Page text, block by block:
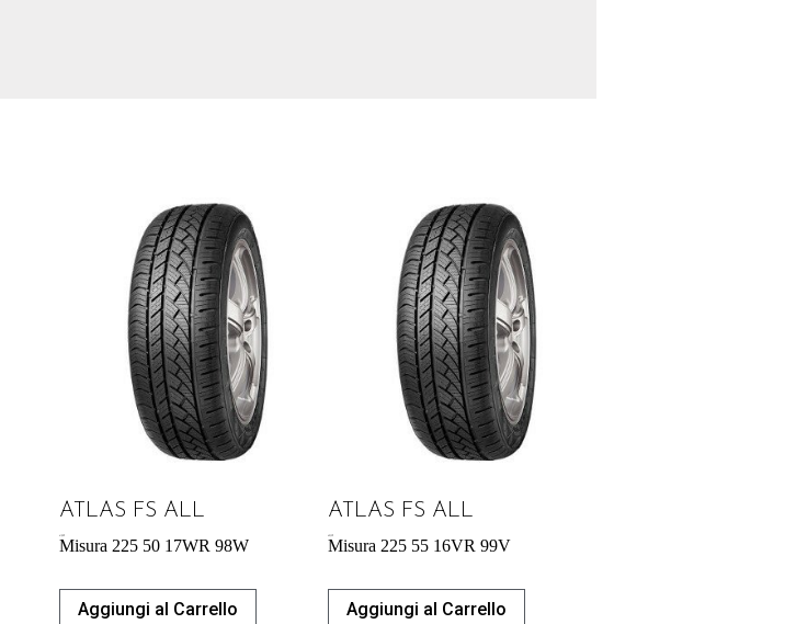
ATLAS FS ALL
Misura 225 50 17WR 98W
Aggiungi al Carrello
ATLAS FS ALL
Misura 225 55 16VR 99V
Aggiungi al Carrello